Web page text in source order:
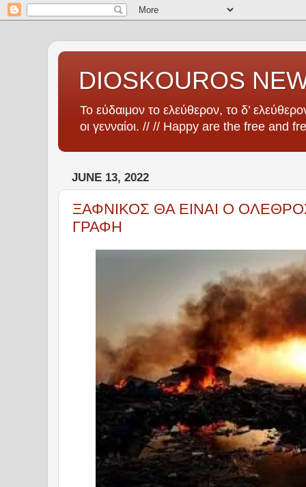
DIOSKOUROS
Το εύδαιμον το ελεύθερον, το δ’
οι γενναίοι. // // Happy are the free and
JUNE 13, 2022
ΞΑΦΝΙΚΟΣ ΘΑ ΕΙΝΑΙ Ο
ΓΡΑΦΗ